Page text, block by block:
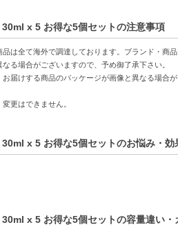
より、理想的な皮脂バランスを維持し、
ームとして肌を整え、メイクをスムーズ
態を保ちたい方
x 5 お得な5個セットの注意事項
は全て海外で調達しております。ブランド・商
る場合がございますので、予め御了承下さい。
届けする商品のパッケージが画像と異なる場合
更はできません。
x 5 お得な5個セットのお悩み・効
x 5 お得な5個セットの容量違い・